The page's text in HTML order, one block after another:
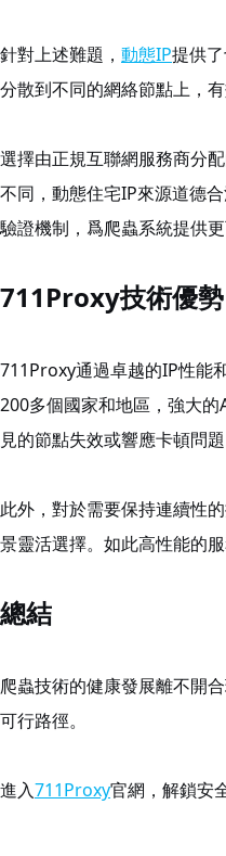
針對上述難題， 動態IP提供
分散到不同的網絡節點上，
選擇由正規互聯網服務商分
不同，動態住宅IP來源道德
驗證機制，爲爬蟲系統提供
711Proxy技術優勢
711Proxy通過卓越的IP性能
200多個國家和地區，強大
見的節點失效或響應卡頓問題
此外，對於需要保持連續性
景靈活選擇。如此高性能的
總結
爬蟲技術的健康發展離不開
可行路徑。
進入711Proxy官網，解鎖安